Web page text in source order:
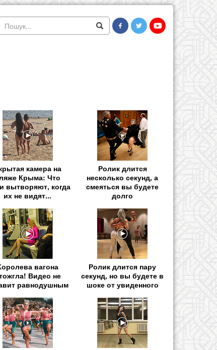
камера на
Крыма: Что
вытворяют, когда
их не видят...
Ролик длится
несколько секунд, а
смеяться вы будете
долго
вагона
Видео не
равнодушным
Ролик длится пару
секунд, но вы будете в
шоке от увиденного